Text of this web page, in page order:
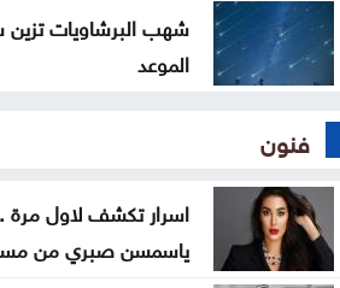
شهب البرشاويات تزين
الموعد
فنون
اسرار تكشف لاول مرة
ياسمسن صبري من